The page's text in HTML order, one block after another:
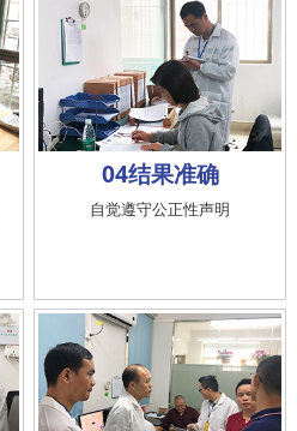
04结果准确
自觉遵守公正性声明